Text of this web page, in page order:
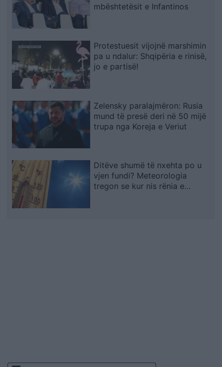
mbështetësit e Infantinos
Protestuesit vijojnë marshimin
pa u ndalur: Shqipëria e rinisë,
jo e partisë!
Zelensky paralajmëron: Rusia
mund të presë deri në 50 mijë
trupa nga Koreja e Veriut
Ditëve shumë të nxehta po u
vjen fundi? Meteorologia
tregon se kur nis rënia e